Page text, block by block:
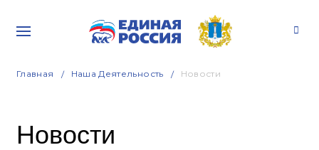
Главная Наша Деятельность Новости
Новости